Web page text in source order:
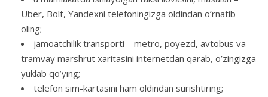
Uber, Bolt, Yandexni telefoningizga oldindan o’rnatib
oling;
jamoatchilik transporti – metro, poyezd, avtobus va
tramvay marshrut xaritasini internetdan qarab, o’zingizga
yuklab qo’ying;
telefon sim-kartasini ham oldindan surishtiring;